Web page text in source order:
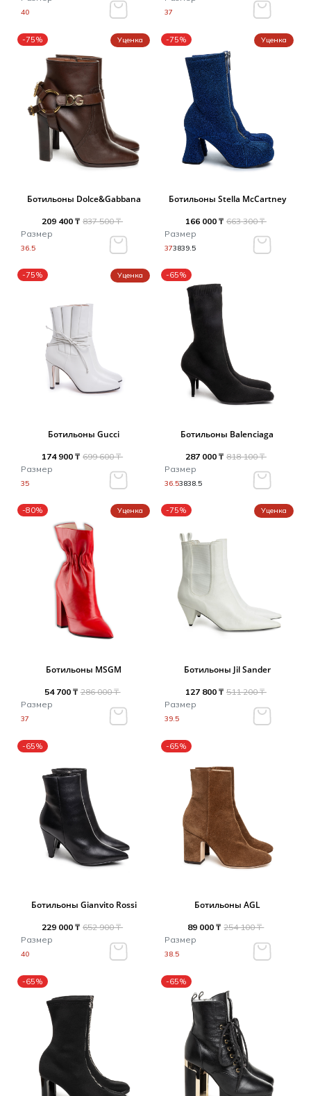
40 37
-75% Уценка
Ботильоны Dolce&Gabbana
209 400 ₸ 837 500 ₸
Размер
36.5
-75% Уценка
Ботильоны Stella McCartney
166 000 ₸ 663 300 ₸
Размер
373839.5
-75% Уценка
Ботильоны Gucci
174 900 ₸ 699 600 ₸
Размер
35
-65%
Ботильоны Balenciaga
287 000 ₸ 818 100 ₸
Размер
36.53838.5
-80% Уценка
Ботильоны MSGM
54 700 ₸ 286 000 ₸
Размер
37
-75% Уценка
Ботильоны Jil Sander
127 800 ₸ 511 200 ₸
Размер
39.5
-65%
Ботильоны Gianvito Rossi
229 000 ₸ 652 900 ₸
Размер
40
-65%
Ботильоны AGL
89 000 ₸ 254 100 ₸
Размер
38.5
-65% -65%